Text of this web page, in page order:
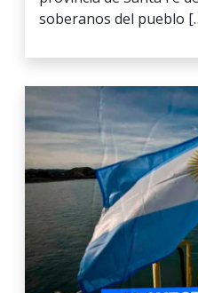
soberanos del pueblo